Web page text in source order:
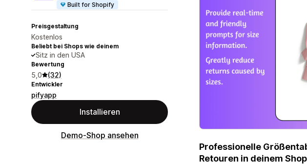
Built for Shopify
Preisgestaltung
Kostenlos
Beliebt bei Shops wie deinem
Sitz in den USA
Bewertung
5,0 (32)
Entwickler
pifyapp
Installieren
Demo-Shop ansehen
Professionelle
Retouren in deinem